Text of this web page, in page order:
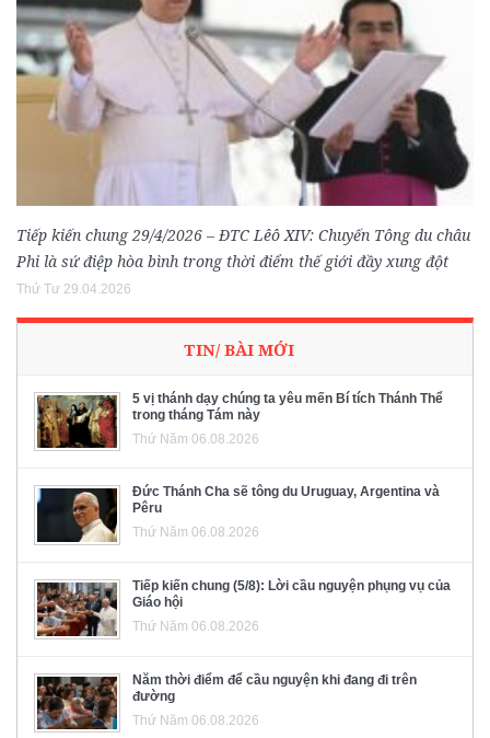
Tiếp kiến chung 29/4/2026 – ĐTC Lêô XIV: Chuyến Tông du châu
Phi là sứ điệp hòa bình trong thời điểm thế giới đầy xung đột
Thứ Tư 29.04.2026
TIN/ BÀI MỚI
5 vị thánh dạy chúng ta yêu mến Bí tích Thánh Thể
trong tháng Tám này
Thứ Năm 06.08.2026
Đức Thánh Cha sẽ tông du Uruguay, Argentina và
Pêru
Thứ Năm 06.08.2026
Tiếp kiến chung (5/8): Lời cầu nguyện phụng vụ của
Giáo hội
Thứ Năm 06.08.2026
Năm thời điểm để cầu nguyện khi đang đi trên
đường
Thứ Năm 06.08.2026